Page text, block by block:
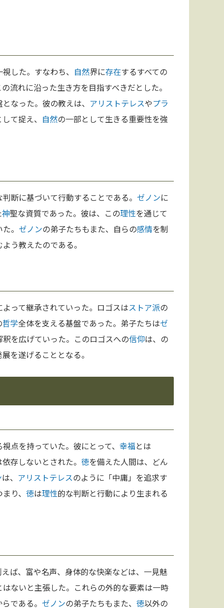
した。すなわち、 自然界に存在するすべての
流れに沿った生き方を目指すべきだとした。
なった。彼の教えは、 アリストテレスやプラ
て捉え、 自然の一部として生きる重要性を強
判断に基づいて行動することである。 ゼノンに
神聖な資質であった。彼は、この理性を通じて
。 ゼノンの弟子たちもまた、自らの感情を制
う教えたのである。
って継承されていった。ロゴスはストア派の
哲学全体を支える基盤であった。弟子たちはゼ
を広げていった。このロゴスへの信仰は、の
を遂げることとなる。
点を持っていた。彼にとって、 幸福とは
存しないとされた。 徳を備えた人間は、どん
は、 アリストテレスのように「中庸」を追求す
り、 徳は理性的な判断と行動により生まれる
ば、富や名声、身体的な快楽などは、一見魅
はないと主張した。これらの外的な要素は一時
である。 ゼノンの弟子たちもまた、 徳以外の